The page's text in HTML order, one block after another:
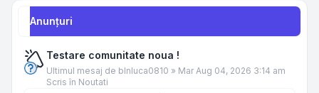
Anunţuri
Testare comunitate noua !
Ultimul mesaj de blnluca0810 » Mar Aug 04, 2026 3:14 am
Scris în Noutati